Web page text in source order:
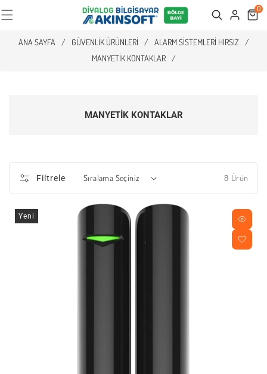
Search Cart
0
ANA SAYFA / GÜVENLIK ÜRÜNLERI / ALARM SISTEMLERI HIRSIZ
/
MANYETIK KONTAKLAR
/
MANYETIK KONTAKLAR
Filtrele 8 Ürün
Yeni